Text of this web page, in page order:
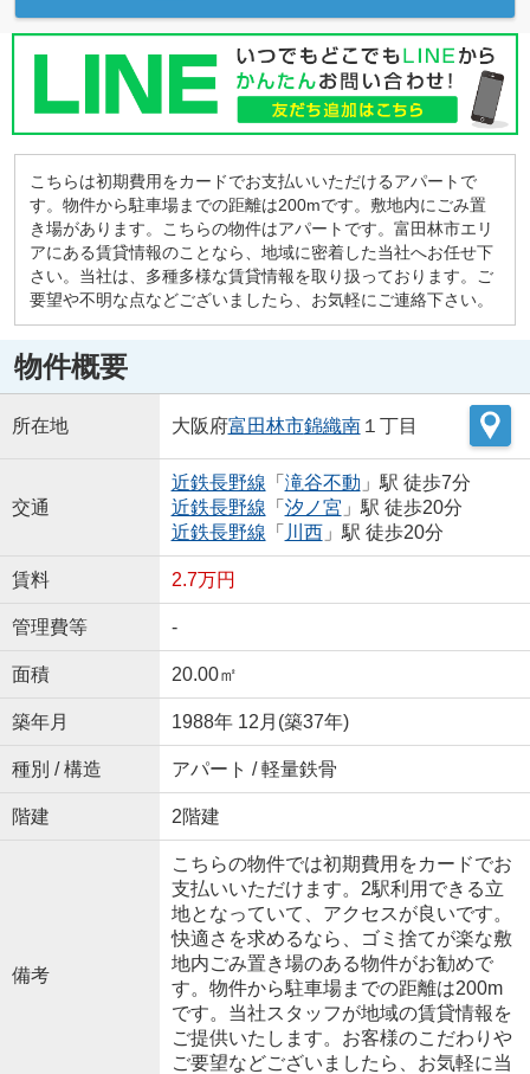
こちらは初期費用をカードでお支払いいただけるアパートで
す。物件から駐車場までの距離は200mです。敷地内にごみ置
き場があります。こちらの物件はアパートです。富田林市エリ
アにある賃貸情報のことなら、地域に密着した当社へお任せ下
さい。当社は、多種多様な賃貸情報を取り扱っております。ご
要望や不明な点などございましたら、お気軽にご連絡下さい。
物件概要
所在地 大阪府富田林市錦織南１丁目
交通
近鉄長野線 「 滝谷不動 」駅 徒歩7分
近鉄長野線 「 汐ノ宮 」駅 徒歩20分
近鉄長野線 「 川西」駅 徒歩20分
賃料 2.7万円
管理費等 -
面積 20.00㎡
築年月 1988年 12月(築37年)
種別 / 構造 アパート / 軽量鉄骨
階建 2階建
備考
こちらの物件では初期費用をカードでお
支払いいただけます。2駅利用できる立
地となっていて、アクセスが良いです。
快適さを求めるなら、ゴミ捨てが楽な敷
地内ごみ置き場のある物件がお勧めで
す。物件から駐車場までの距離は200m
です。当社スタッフが地域の賃貸情報を
ご提供いたします。お客様のこだわりや
ご要望などございましたら、お気軽に当